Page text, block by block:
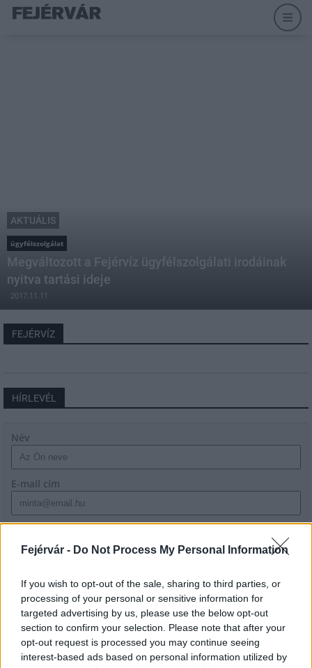
Fejérvár - Do Not Process My Personal Information
If you wish to opt-out of the sale, sharing to third parties, or
processing of your personal or sensitive information for
targeted advertising by us, please use the below opt-out
section to confirm your selection. Please note that after your
opt-out request is processed you may continue seeing
interest-based ads based on personal information utilized by
AKTUÁLIS
ügyfélszolgálat
Megváltozott a Fejérvíz ügyfélszolgálati irodáinak
nyitva tartási ideje
2017.11.11
FEJÉRVÍZ
HÍRLEVÉL
Név
E-mail cím
szabályzatot!
LEGFRISSEBB
Országos hírek